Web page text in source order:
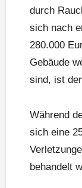
durch
sich nach
280.000
Gebäude
sind, ist
Während
sich eine
behandelt